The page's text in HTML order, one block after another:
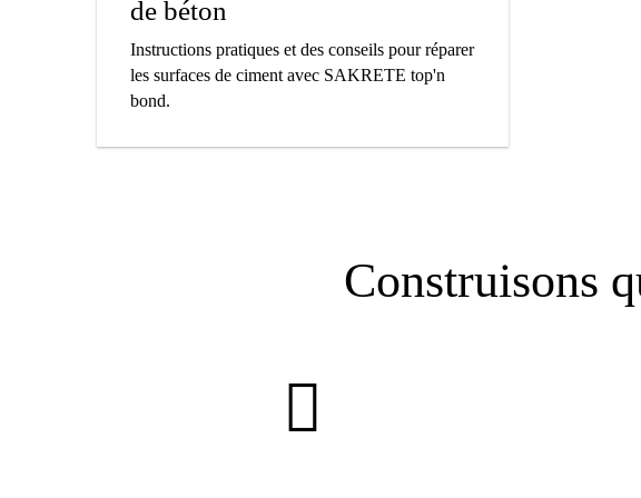
de béton
Instructions pratiques et des conseils pour réparer
les surfaces de ciment avec SAKRETE top'n
bond.
Construisons